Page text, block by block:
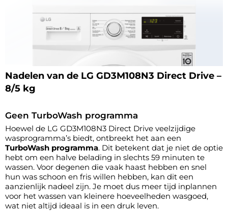
Nadelen van de LG GD3M108N3 Direct Drive –
8/5 kg
Geen TurboWash programma
Hoewel de LG GD3M108N3 Direct Drive veelzijdige
wasprogramma’s biedt, ontbreekt het aan een
TurboWash programma. Dit betekent dat je niet de optie
hebt om een halve belading in slechts 59 minuten te
wassen. Voor degenen die vaak haast hebben en snel
hun was schoon en fris willen hebben, kan dit een
aanzienlijk nadeel zijn. Je moet dus meer tijd inplannen
voor het wassen van kleinere hoeveelheden wasgoed,
wat niet altijd ideaal is in een druk leven.